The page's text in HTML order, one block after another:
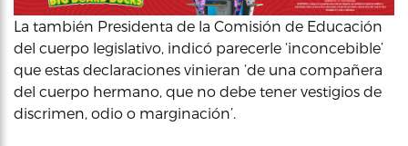
La también Presidenta de la Comisión de Educación
del cuerpo legislativo, indicó parecerle ‘inconcebible’
que estas declaraciones vinieran ‘de una compañera
del cuerpo hermano, que no debe tener vestigios de
discrimen, odio o marginación’.